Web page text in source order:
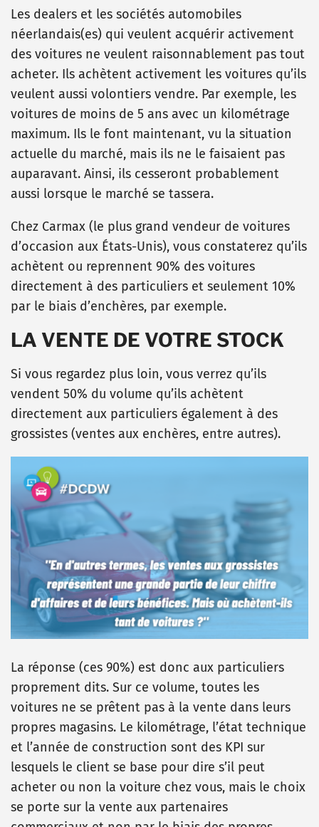
Les dealers et les sociétés automobiles
néerlandais(es) qui veulent acquérir activement
des voitures ne veulent raisonnablement pas tout
acheter. Ils achètent activement les voitures qu’ils
veulent aussi volontiers vendre. Par exemple, les
voitures de moins de 5 ans avec un kilométrage
maximum. Ils le font maintenant, vu la situation
actuelle du marché, mais ils ne le faisaient pas
auparavant. Ainsi, ils cesseront probablement
aussi lorsque le marché se tassera.
Chez Carmax (le plus grand vendeur de voitures
d’occasion aux États-Unis), vous constaterez qu’ils
achètent ou reprennent 90% des voitures
directement à des particuliers et seulement 10%
par le biais d’enchères, par exemple.
LA VENTE DE VOTRE STOCK
Si vous regardez plus loin, vous verrez qu’ils
vendent 50% du volume qu’ils achètent
directement aux particuliers également à des
grossistes (ventes aux enchères, entre autres).
La réponse (ces 90%) est donc aux particuliers
proprement dits. Sur ce volume, toutes les
voitures ne se prêtent pas à la vente dans leurs
propres magasins. Le kilométrage, l’état technique
et l’année de construction sont des KPI sur
lesquels le client se base pour dire s’il peut
acheter ou non la voiture chez vous, mais le choix
se porte sur la vente aux partenaires